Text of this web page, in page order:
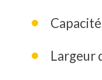
Largeur